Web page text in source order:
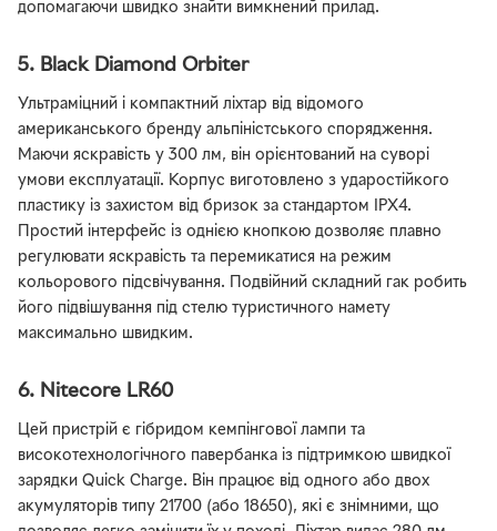
допомагаючи швидко знайти вимкнений прилад.
5. Black Diamond Orbiter
Ультраміцний і компактний ліхтар від відомого
американського бренду альпіністського спорядження.
Маючи яскравість у 300 лм, він орієнтований на суворі
умови експлуатації. Корпус виготовлено з ударостійкого
пластику із захистом від бризок за стандартом IPX4.
Простий інтерфейс із однією кнопкою дозволяє плавно
регулювати яскравість та перемикатися на режим
кольорового підсвічування. Подвійний складний гак робить
його підвішування під стелю туристичного намету
максимально швидким.
6. Nitecore LR60
Цей пристрій є гібридом кемпінгової лампи та
високотехнологічного павербанка із підтримкою швидкої
зарядки Quick Charge. Він працює від одного або двох
акумуляторів типу 21700 (або 18650), які є знімними, що